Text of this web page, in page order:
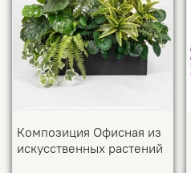
Композиция Офисная из
искусственных растений